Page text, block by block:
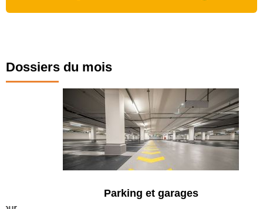
Dossiers du mois
Parking et garages